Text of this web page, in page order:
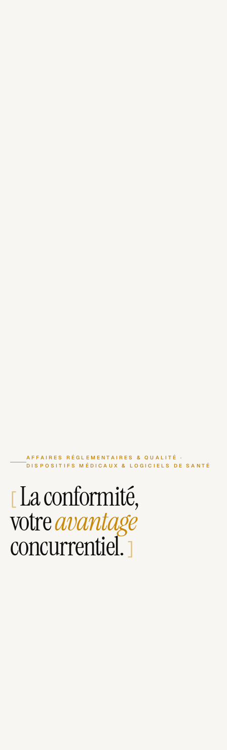
AFFAIRES RÉGLEMENTAIRES & QUALITÉ ·
DISPOSITIFS MÉDICAUX & LOGICIELS DE SANTÉ
[La conformité,
votreavantage
concurrentiel.]